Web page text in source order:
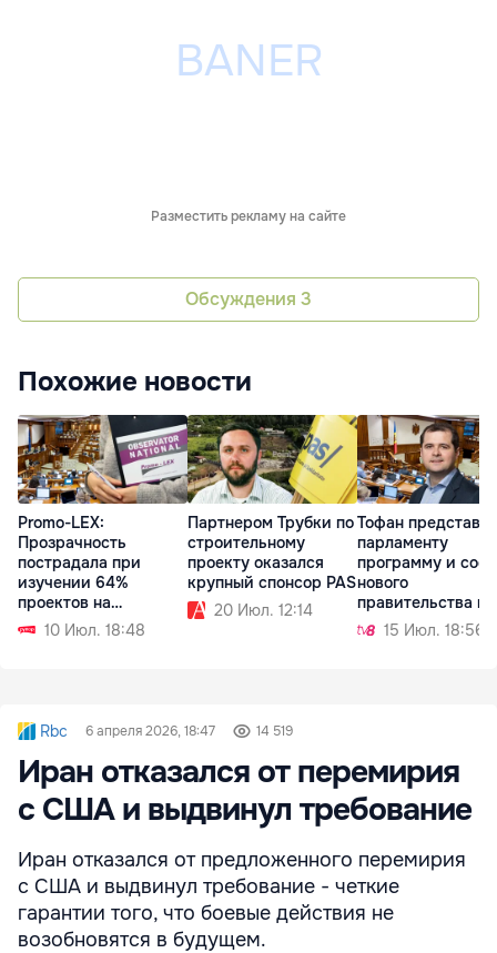
Разместить рекламу на сайте
Обсуждения 3
Похожие новости
Promo-LEX:
Прозрачность
пострадала при
изучении 64%
проектов на
заседании
парламента
10 Июл. 18:48
Партнером Трубки по
строительному
проекту оказался
крупный спонсор PAS
20 Июл. 12:14
Тофан представит
парламенту
программу и
нового
правительства на
будущей неделе
15 Июл. 18:56
Rbc 6 апреля 2026, 18:47 14 519
Иран отказался от перемирия
с США и выдвинул требование
Иран отказался от предложенного перемирия
с США и выдвинул требование - четкие
гарантии того, что боевые действия не
возобновятся в будущем.